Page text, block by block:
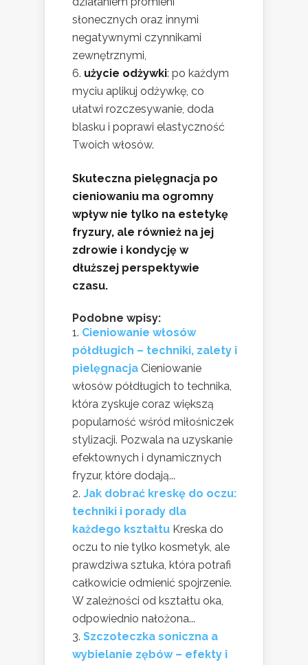
słonecznych oraz innymi
negatywnymi czynnikami
zewnętrznymi,
użycie odżywki: po każdym
myciu aplikuj odżywkę, co
ułatwi rozczesywanie, doda
blasku i poprawi elastyczność
Twoich włosów.
Skuteczna pielęgnacja po
cieniowaniu ma ogromny
wpływ nie tylko na estetykę
fryzury, ale również na jej
zdrowie i kondycję w
dłuższej perspektywie
czasu.
Podobne wpisy:
Cieniowanie włosów
półdługich – techniki, zalety i
pielęgnacja Cieniowanie
włosów półdługich to technika,
która zyskuje coraz większą
popularność wśród miłośniczek
stylizacji. Pozwala na uzyskanie
efektownych i dynamicznych
fryzur, które dodają...
Jak dobrać kreskę do oczu:
techniki i porady dla
każdego kształtu Kreska do
oczu to nie tylko kosmetyk, ale
prawdziwa sztuka, która potrafi
całkowicie odmienić spojrzenie.
W zależności od kształtu oka,
odpowiednio nałożona...
Szczoteczka soniczna a
wybielanie zębów – efekty i